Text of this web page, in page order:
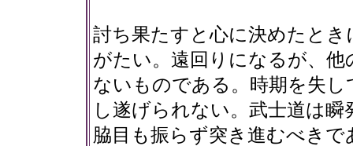
討ち果たすと心に決めたと
がたい。遠回りになるが、
ないものである。時期を失
し遂げられない。武士道は
脇目も振らず突き進むべきで